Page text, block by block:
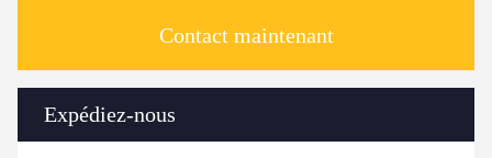
Contact maintenant
Expédiez-nous